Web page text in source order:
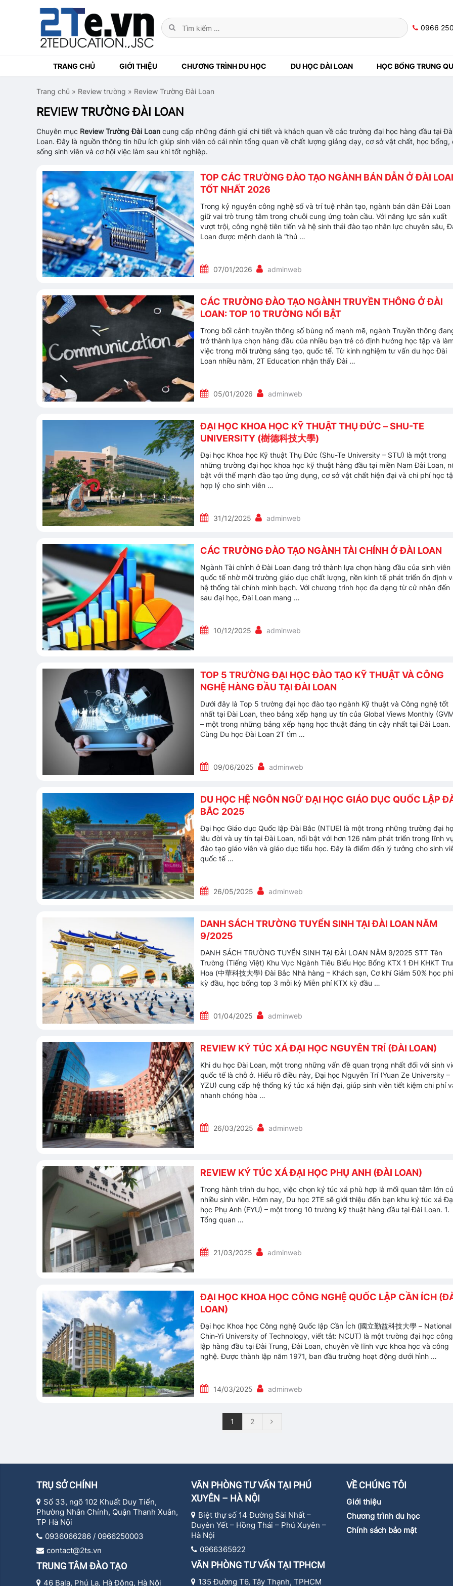
0966
TRANG CHỦ GIỚI THIỆU CHƯƠNG TRÌNH DU HỌC DU HỌC ĐÀI LOAN HỌC BỔNG TRUNG
Trang chủ » Review trường » Review Trường Đài Loan
REVIEW TRƯỜNG ĐÀI LOAN
Chuyên mục Review Trường Đài Loan cung cấp những đánh giá chi tiết và khách quan về các trường đại học hàng đầu tại
Loan. Đây là nguồn thông tin hữu ích giúp sinh viên có cái nhìn tổng quan về chất lượng giảng dạy, cơ sở vật chất, học bổng,
sống sinh viên và cơ hội việc làm sau khi tốt nghiệp.
TOP CÁC TRƯỜNG ĐÀO TẠO NGÀNH BÁN DẪN Ở ĐÀI
TỐT NHẤT 2026
Trong kỷ nguyên công nghệ số và trí tuệ nhân tạo, ngành bán dẫn Đài Loan
giữ vai trò trung tâm trong chuỗi cung ứng toàn cầu. Với năng lực sản xuất
vượt trội, công nghệ tiên tiến và hệ sinh thái đào tạo nhân lực chuyên sâu,
Loan được mệnh danh là “thủ …
07/01/2026 adminweb
CÁC TRƯỜNG ĐÀO TẠO NGÀNH TRUYỀN THÔNG Ở ĐÀI
LOAN: TOP 10 TRƯỜNG NỔI BẬT
Trong bối cảnh truyền thông số bùng nổ mạnh mẽ, ngành Truyền thông
trở thành lựa chọn hàng đầu của nhiều bạn trẻ có định hướng học tập và làm
việc trong môi trường sáng tạo, quốc tế. Từ kinh nghiệm tư vấn du học Đài
Loan nhiều năm, 2T Education nhận thấy Đài …
05/01/2026 adminweb
ĐẠI HỌC KHOA HỌC KỸ THUẬT THỤ ĐỨC – SHU-TE
UNIVERSITY (樹德科技大學)
Đại học Khoa học Kỹ thuật Thụ Đức (Shu-Te University – STU) là một trong
những trường đại học khoa học kỹ thuật hàng đầu tại miền Nam Đài Loan,
bật với thế mạnh đào tạo ứng dụng, cơ sở vật chất hiện đại và chi phí học
hợp lý cho sinh viên …
31/12/2025 adminweb
CÁC TRƯỜNG ĐÀO TẠO NGÀNH TÀI CHÍNH Ở ĐÀI LOAN
Ngành Tài chính ở Đài Loan đang trở thành lựa chọn hàng đầu của sinh viên
quốc tế nhờ môi trường giáo dục chất lượng, nền kinh tế phát triển ổn định
hệ thống tài chính minh bạch. Với chương trình học đa dạng từ cử nhân đến
sau đại học, Đài Loan mang …
10/12/2025 adminweb
TOP 5 TRƯỜNG ĐẠI HỌC ĐÀO TẠO KỸ THUẬT VÀ CÔNG
NGHỆ HÀNG ĐẦU TẠI ĐÀI LOAN
Dưới đây là Top 5 trường đại học đào tạo ngành Kỹ thuật và Công nghệ tốt
nhất tại Đài Loan, theo bảng xếp hạng uy tín của Global Views Monthly
– một trong những bảng xếp hạng học thuật đáng tin cậy nhất tại Đài Loan.
Cùng Du học Đài Loan 2T tìm …
09/06/2025 adminweb
DU HỌC HỆ NGÔN NGỮ ĐẠI HỌC GIÁO DỤC QUỐC LẬP
BẮC 2025
Đại học Giáo dục Quốc lập Đài Bắc (NTUE) là một trong những trường đại
lâu đời và uy tín tại Đài Loan, nổi bật với hơn 126 năm phát triển trong lĩnh
đào tạo giáo viên và giáo dục tiểu học. Đây là điểm đến lý tưởng cho sinh
quốc tế …
26/05/2025 adminweb
DANH SÁCH TRƯỜNG TUYỂN SINH TẠI ĐÀI LOAN NĂM
9/2025
DANH SÁCH TRƯỜNG TUYỂN SINH TẠI ĐÀI LOAN NĂM 9/2025 STT Tên
Trường (Tiếng Việt) Khu Vực Ngành Tiêu Biểu Học Bổng KTX 1 ĐH KHKT
Hoa (中華科技大學) Đài Bắc Nhà hàng – Khách sạn, Cơ khí Giảm 50% học phí
kỳ đầu, học bổng top 3 mỗi kỳ Miễn phí KTX kỳ đầu …
01/04/2025 adminweb
REVIEW KÝ TÚC XÁ ĐẠI HỌC NGUYÊN TRÍ (ĐÀI LOAN)
Khi du học Đài Loan, một trong những vấn đề quan trọng nhất đối với sinh
quốc tế là chỗ ở. Hiểu rõ điều này, Đại học Nguyên Trí (Yuan Ze University –
YZU) cung cấp hệ thống ký túc xá hiện đại, giúp sinh viên tiết kiệm chi phí
nhanh chóng hòa …
26/03/2025 adminweb
REVIEW KÝ TÚC XÁ ĐẠI HỌC PHỤ ANH (ĐÀI LOAN)
Trong hành trình du học, việc chọn ký túc xá phù hợp là mối quan tâm lớn
nhiều sinh viên. Hôm nay, Du học 2TE sẽ giới thiệu đến bạn khu ký túc xá
học Phụ Anh (FYU) – một trong 10 trường kỹ thuật hàng đầu tại Đài Loan. 1.
Tổng quan …
21/03/2025 adminweb
ĐẠI HỌC KHOA HỌC CÔNG NGHỆ QUỐC LẬP CẦN ÍCH
LOAN)
Đại học Khoa học Công nghệ Quốc lập Cần Ích (國立勤益科技大學 – National
Chin-Yi University of Technology, viết tắt: NCUT) là một trường đại học công
lập hàng đầu tại Đài Trung, Đài Loan, chuyên về lĩnh vực khoa học và công
nghệ. Được thành lập năm 1971, ban đầu trường hoạt động dưới hình …
14/03/2025 adminweb
1 2
TRỤ SỞ CHÍNH
Số 33, ngõ 102 Khuất Duy Tiến,
Phường Nhân Chính, Quận Thanh Xuân,
TP Hà Nội
0936066286 / 0966250003
contact@2ts.vn
TRUNG TÂM ĐÀO TẠO
46 Bala, Phú La, Hà Đông, Hà Nội
VĂN PHÒNG TƯ VẤN TẠI PHÚ
XUYÊN – HÀ NỘI
Biệt thự số 14 Đường Sài Nhất –
Duyên Yết – Hồng Thái – Phú Xuyên –
Hà Nội
0966365922
VĂN PHÒNG TƯ VẤN TẠI TPHCM
135 Đường T6, Tây Thạnh, TPHCM
VỀ CHÚNG TÔI
Giới thiệu
Chương trình du học
Chính sách bảo mật